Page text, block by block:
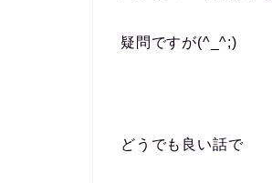
疑問ですが(^_^;)
どうでも良い話で